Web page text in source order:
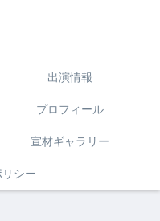
出演情報
プロフィール
宣材ギャラリー
シー